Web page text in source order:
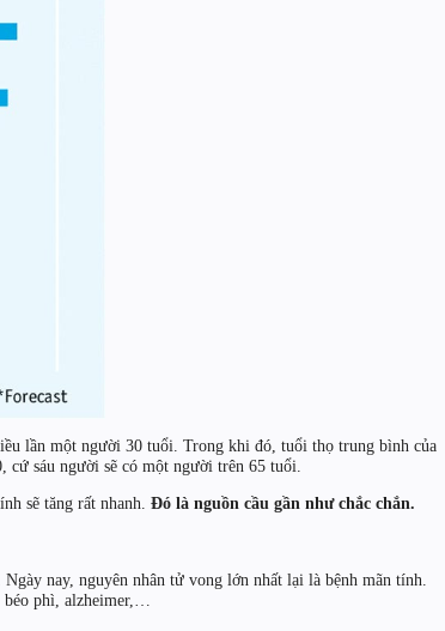
lần một người 30 tuổi. Trong khi đó, tuổi thọ trung bình của
sáu người sẽ có một người trên 65 tuổi.
sẽ tăng rất nhanh. Đó là nguồn cầu gần như chắc chắn.
nay, nguyên nhân tử vong lớn nhất lại là bệnh mãn tính.
phì, alzheimer,…